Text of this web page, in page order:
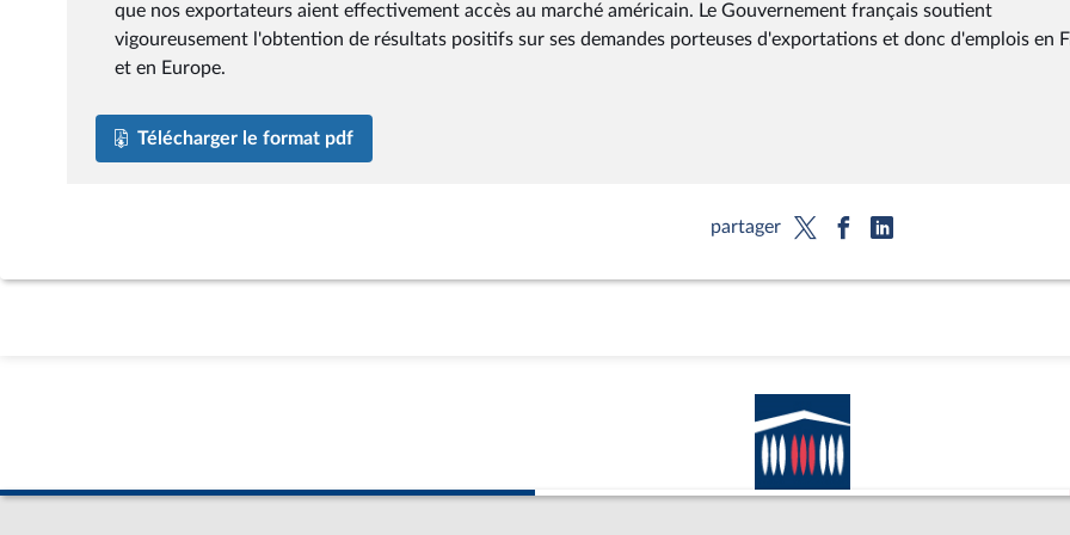
que nos exportateurs aient effectivement accès au marché américain. Le Gouvernement français soutient
vigoureusement l'obtention de résultats positifs sur ses demandes porteuses d'exportations et donc d'emplois en
et en Europe.
Télécharger le format pdf
partager